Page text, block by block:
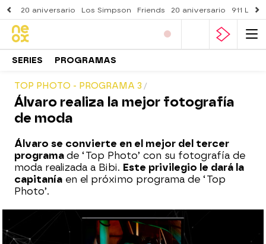
20 aniversario Los Simpson Friends 20 aniversario 911
SERIES PROGRAMAS
TOP PHOTO - PROGRAMA 3
Álvaro realiza la mejor fotografía
de moda
Álvaro se convierte en el mejor del tercer
programa de ‘Top Photo’ con su fotografía de
moda realizada a Bibi. Este privilegio le dará la
capitanía en el próximo programa de ‘Top
Photo’.